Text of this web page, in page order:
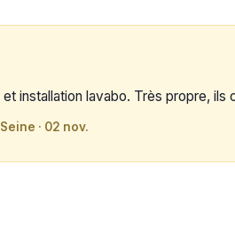
installation lavabo. Très propre,
· 02 nov.